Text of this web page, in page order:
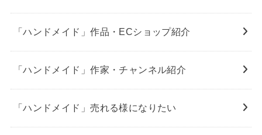
「ハンドメイド」作品・ECショップ紹介
「ハンドメイド」作家・チャンネル紹介
「ハンドメイド」売れる様になりたい